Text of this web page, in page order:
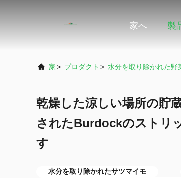
家へ 製
家> プロダクト > 水分を取り除かれた野
乾燥した涼しい場所の貯
されたBurdockのストリ
す
水分を取り除かれたサツマイモ